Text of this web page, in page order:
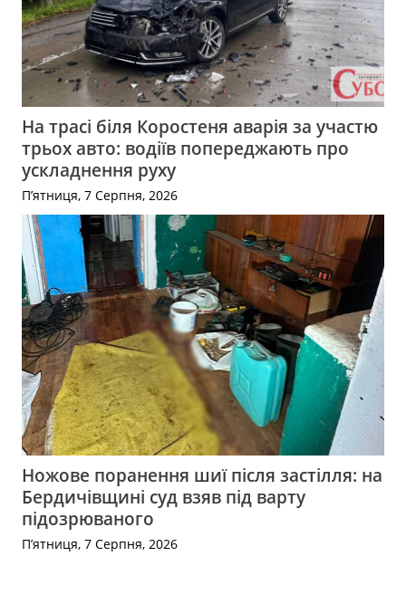
На трасі біля Коростеня аварія за участю
трьох авто: водіїв попереджають про
ускладнення руху
П’ятниця, 7 Серпня, 2026
Ножове поранення шиї після застілля: на
Бердичівщині суд взяв під варту
підозрюваного
П’ятниця, 7 Серпня, 2026